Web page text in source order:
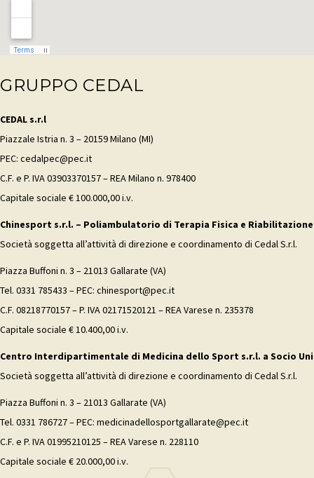
GRUPPO CEDAL
CEDAL s.r.l
Piazzale Istria n. 3 – 20159 Milano (MI)
PEC: cedalpec@pec.it
C.F. e P. IVA 03903370157 – REA Milano n. 978400
Capitale sociale € 100.000,00 i.v.
Chinesport s.r.l. – Poliambulatorio di Terapia Fisica e
Società soggetta all’attività di direzione e coordinamento di Cedal S.r.l.
Piazza Buffoni n. 3 – 21013 Gallarate (VA)
Tel. 0331 785433 – PEC: chinesport@pec.it
C.F. 08218770157 – P. IVA 02171520121 – REA Varese n. 235378
Capitale sociale € 10.400,00 i.v.
Centro Interdipartimentale di Medicina dello Sport s.r.l. a Socio
Società soggetta all’attività di direzione e coordinamento di Cedal S.r.l.
Piazza Buffoni n. 3 – 21013 Gallarate (VA)
Tel. 0331 786727 – PEC: medicinadellosportgallarate@pec.it
C.F. e P. IVA 01995210125 – REA Varese n. 228110
Capitale sociale € 20.000,00 i.v.